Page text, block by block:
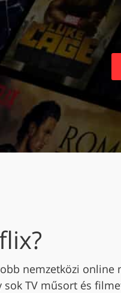
nemzetközi online
sok TV műsort és